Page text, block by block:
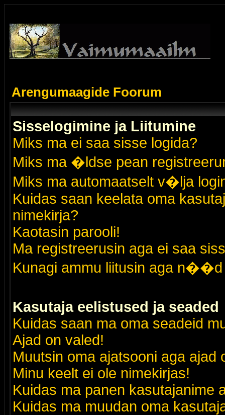
Arengumaagide Foorum
Sisselogimine ja Liitumine
Miks ma ei saa sisse logida?
Miks ma �ldse pean
Miks ma automaatselt v�lja
Kuidas saan keelata oma
nimekirja?
Kaotasin parooli!
Ma registreerusin aga ei saa
Kunagi ammu liitusin aga n��d
Kasutaja eelistused ja seaded
Kuidas saan ma oma seadeid
Ajad on valed!
Muutsin oma ajatsooni aga ajad
Minu keelt ei ole nimekirjas!
Kuidas ma panen kasutajanime
Kuidas ma muudan oma